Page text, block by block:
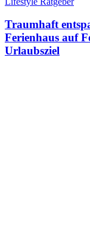
Traumhaft
Ferienhaus auf
Urlaubsziel